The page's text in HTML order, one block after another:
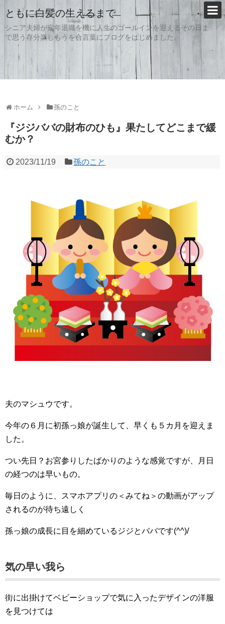
ともに白髪の生えるまで
シニア夫婦が定年退職を機に人生のゴールインを迎えるその日ま
で思う存分楽しもうを合言葉にブログをはじめました。
ホーム 孫のこと
『ジジババの財布のひも』果たしてどこまで緩
むか？
2023/11/19 孫のこと
夫のマシュウです。
今年の６月に初孫っ娘が誕生して、早くも５カ月を迎えま
した。
つい先日？お宮参りしたばかりのような感覚ですが、月日
の経つのは早いもの。
毎日のように、スマホアプリの＜みてね＞の動画がアップ
されるのが待ち遠しく
孫っ娘の成長に目を細めているジジとババです(^^)/
気の早い我ら
街に出掛けてベビーショップで気に入ったデザインの洋服
を見つけては